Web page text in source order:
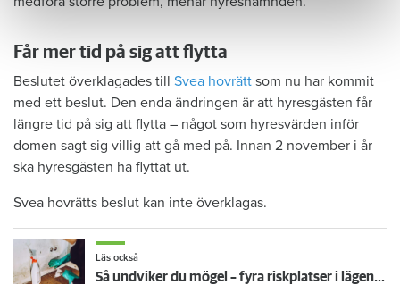
Får mer tid på sig att flytta
Beslutet överklagades till Svea hovrätt som nu har kommit
med ett beslut. Den enda ändringen är att hyresgästen får
längre tid på sig att flytta – något som hyresvärden inför
domen sagt sig villig att gå med på. Innan 2 november i år
ska hyresgästen ha flyttat ut.
Svea hovrätts beslut kan inte överklagas.
Läs också
Så undviker du mögel – fyra riskplatser i lägenheten: ”Måste städa bort”